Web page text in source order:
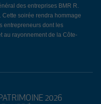
des entreprises BMR R.
Cette soirée rendra hommage
entrepreneurs dont les
au rayonnement de la Côte-
2026